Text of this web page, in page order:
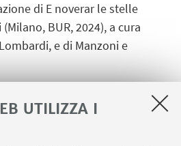
UTILIZZA I
di E noverar le stelle
BUR, 2024), a cura
e di Manzoni e
a cura di Ersilia Russo; con
e Maria Maddalena